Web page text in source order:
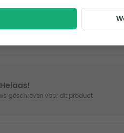
Helaas!
geschreven voor dit product